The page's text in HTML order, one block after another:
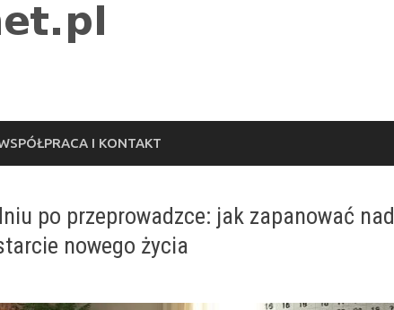
I KONTAKT
po przeprowadzce: jak zapanować nad
nowego życia